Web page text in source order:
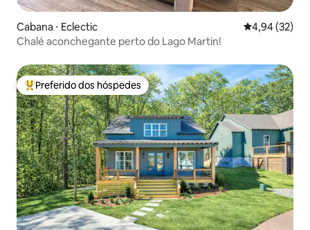
Cabana ⋅ Eclectic 4,94 de uma
4,94 (32)
Chalé aconchegante perto do Lago Martin!
Entre os melhores preferidos dos hóspedes
Preferido dos hóspedes